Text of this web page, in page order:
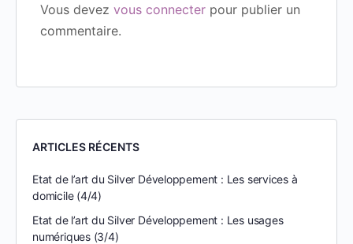
Vous devez vous connecter pour publier un
commentaire.
ARTICLES RÉCENTS
Etat de l’art du Silver Développement : Les services à
domicile (4/4)
Etat de l’art du Silver Développement : Les usages
numériques (3/4)